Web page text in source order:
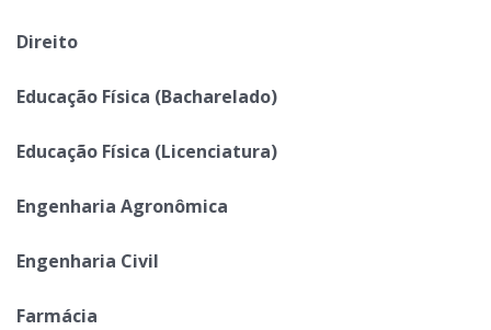
Direito
Educação Física (Bacharelado)
Educação Física (Licenciatura)
Engenharia Agronômica
Engenharia Civil
Farmácia